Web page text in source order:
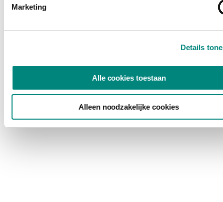
Marketing
Details
Alle cookies toestaan
Alleen noodzakelijke cookies